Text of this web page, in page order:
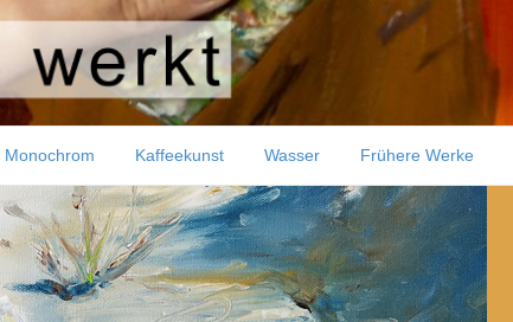
Monochrom Kaffeekunst Wasser Frühere Werke